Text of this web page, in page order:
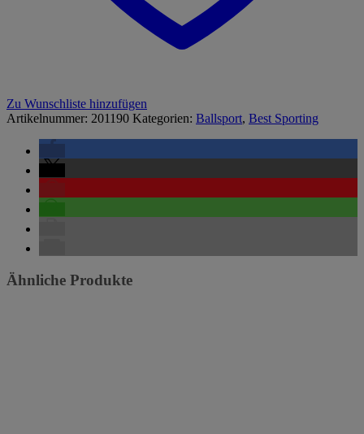
Zu Wunschliste hinzufügen
Artikelnummer: 201190 Kategorien: Ballsport, Best Sporting
Ähnliche Produkte